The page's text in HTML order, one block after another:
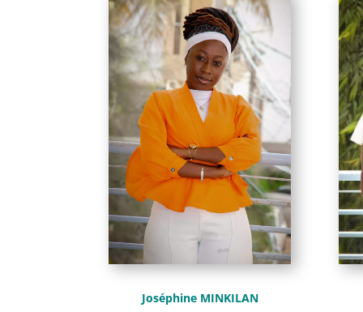
Joséphine MINKILAN